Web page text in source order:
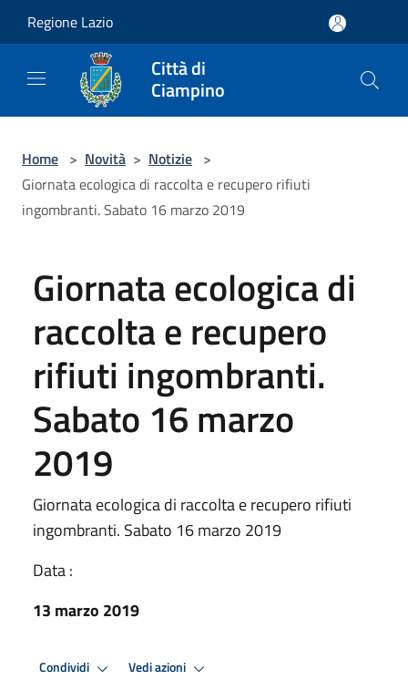
Regione Lazio
Città di
Ciampino
Home > Novità > Notizie >
Giornata ecologica di raccolta e recupero rifiuti
ingombranti. Sabato 16 marzo 2019
Giornata ecologica di
raccolta e recupero
rifiuti ingombranti.
Sabato 16 marzo
2019
Giornata ecologica di raccolta e recupero rifiuti
ingombranti. Sabato 16 marzo 2019
Data :
13 marzo 2019
Condividi Vedi azioni